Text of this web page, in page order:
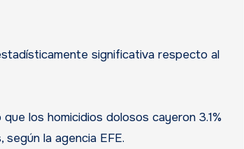
significativa respecto al
los homicidios dolosos cayeron 3.1%
la agencia EFE.